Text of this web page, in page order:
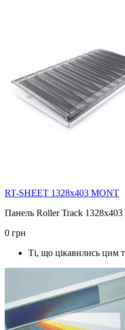
RT-SHEET 1328x403 MONT
Панель Roller Track
0 грн
Ті, що цікавились цим